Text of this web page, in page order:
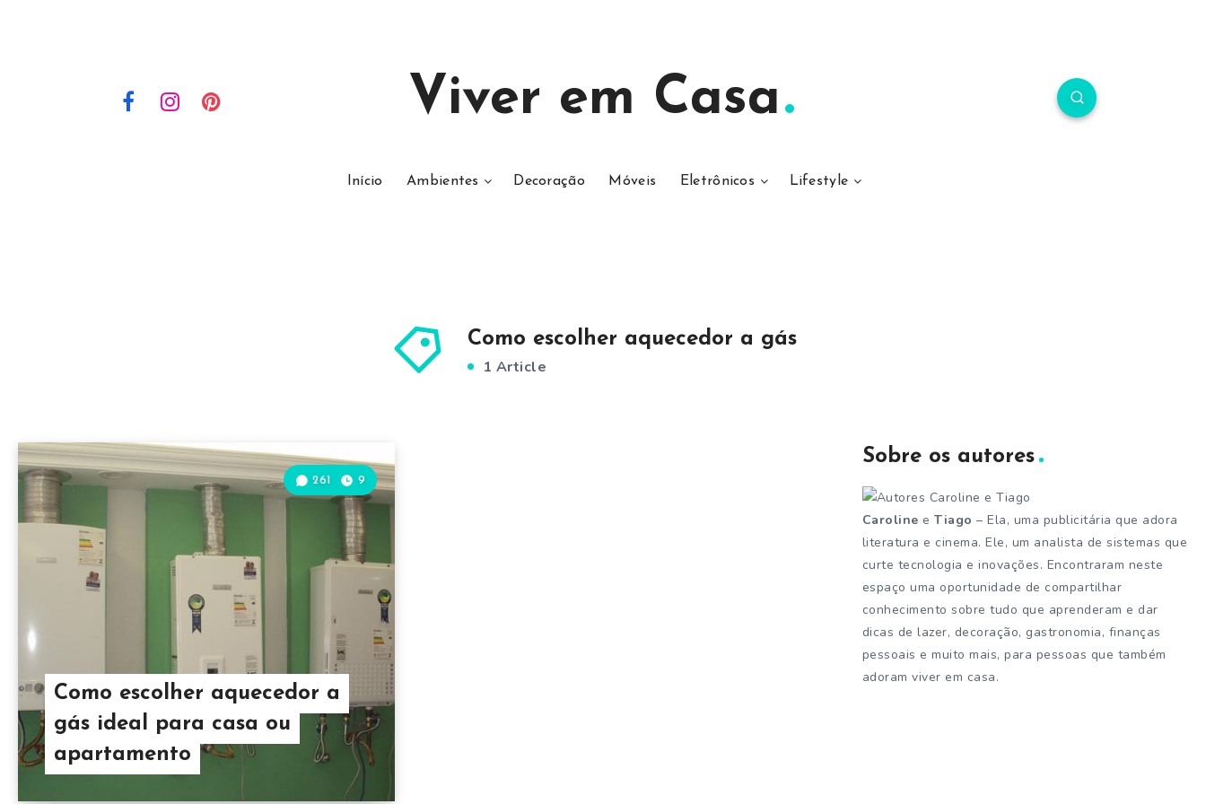
Viver em Casa
Início Ambientes Decoração Móveis Eletrônicos Lifestyle
Como escolher aquecedor a gás
1 Article
Como escolher aquecedor a
gás ideal para casa ou
apartamento
261 9
Sobre os autores
Caroline eTiago – Ela, uma publicitária que adora
literatura e cinema. Ele, um analista de sistemas que
curte tecnologia e inovações. Encontraram neste
espaço uma oportunidade de compartilhar
conhecimento sobre tudo que aprenderam e dar
dicas de lazer, decoração, gastronomia, finanças
pessoais e muito mais, para pessoas que também
adoram viver em casa.